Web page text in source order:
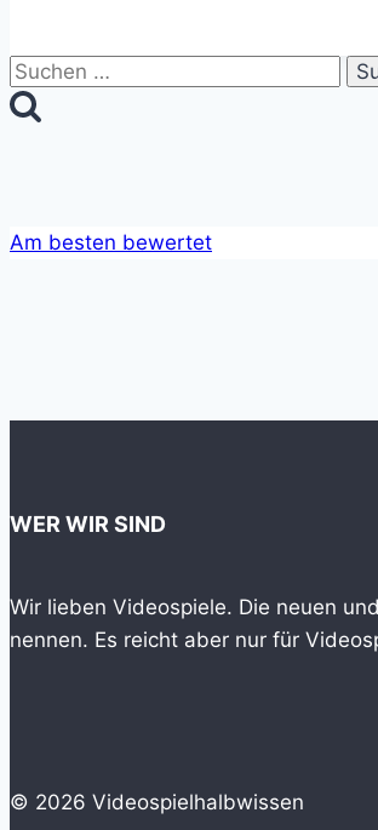
den
Suchen
nach:
Am besten bewertet
WER WIR SIND
Wir lieben Videospiele. Die neuen
nennen. Es reicht aber nur für
© 2026 Videospielhalbwissen